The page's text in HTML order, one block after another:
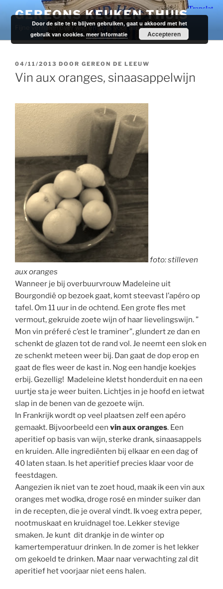
naar
inhoud
GEREONS KEUKEN THUIS
Fijne verhalen over wijn en spijs voor alledag.
GEPLAATST
OP
04/11/2013 DOOR GEREON DE LEEUW
Vin aux oranges, sinaasappelwijn
foto: stilleven
aux oranges
Wanneer je bij overbuurvrouw Madeleine uit
Bourgondië op bezoek gaat, komt steevast l’apéro op
tafel. Om 11 uur in de ochtend. Een grote fles met
vermout, gekruide zoete wijn of haar lievelingswijn. ”
Mon vin préferé c’est le traminer”, glundert ze dan en
schenkt de glazen tot de rand vol. Je neemt een slok en
ze schenkt meteen weer bij. Dan gaat de dop erop en
gaat de fles weer de kast in. Nog een handje koekjes
erbij. Gezellig! Madeleine kletst honderduit en na een
uurtje sta je weer buiten. Lichtjes in je hoofd en ietwat
slap in de benen van de gezoete wijn.
In Frankrijk wordt op veel plaatsen zelf een apéro
gemaakt. Bijvoorbeeld een vin aux oranges. Een
aperitief op basis van wijn, sterke drank, sinaasappels
en kruiden. Alle ingrediënten bij elkaar en een dag of
40 laten staan. Is het aperitief precies klaar voor de
feestdagen.
Aangezien ik niet van te zoet houd, maak ik een vin aux
oranges met wodka, droge rosé en minder suiker dan
in de recepten, die je overal vindt. Ik voeg extra peper,
nootmuskaat en kruidnagel toe. Lekker stevige
smaken. Je kunt dit drankje in de winter op
kamertemperatuur drinken. In de zomer is het lekker
om gekoeld te drinken. Maar naar verwachting zal dit
aperitief het voorjaar niet eens halen.
Door de site te te blijven gebruiken, gaat u akkoord met het
gebruik van cookies.meer informatie Accepteren